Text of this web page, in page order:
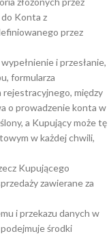
Konta z
przez
i przesłanie,
formularza
rejestracyjnego, między
o prowadzenie konta w
a Kupujący może tę
w każdej chwili,
Kupującego
zawierane za
i przekazu danych w
środki